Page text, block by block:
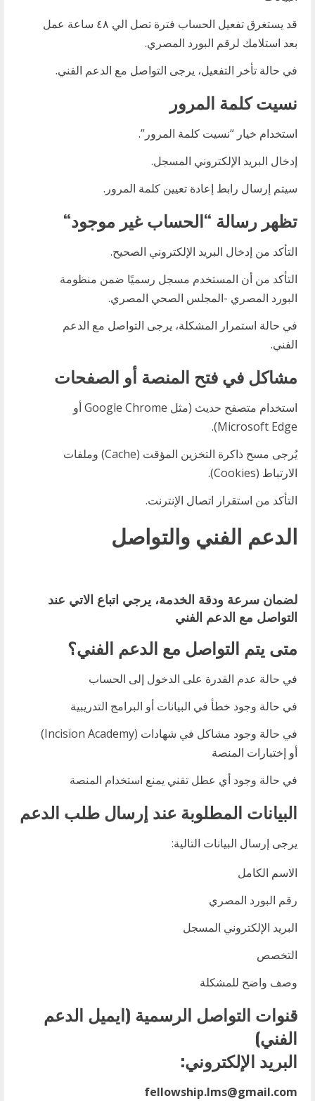
قد يستغرق تفعيل الحساب فترة تصل الي ٤٨ ساعة عمل
بعد استلامك لرقم البورد المصري.
في حالة تأخر التفعيل، يرجى التواصل مع الدعم الفني.
نسيت كلمة المرور
استخدام خيار “نسيت كلمة المرور”.
إدخال البريد الإلكتروني المسجل.
سيتم إرسال رابط إعادة تعيين كلمة المرور.
تظهر رسالة “الحساب غير موجود“
التأكد من إدخال البريد الإلكتروني الصحيح.
التأكد من أن المستخدم مسجل رسميًا ضمن منظومة
البورد المصري -المجلس الصحي المصري.
في حالة استمرار المشكلة، يرجى التواصل مع الدعم
الفني.
مشاكل في فتح المنصة أو الصفحات
استخدام متصفح حديث (مثل Google Chrome أو
Microsoft Edge).
يُرجى مسح ذاكرة التخزين المؤقت (Cache) وملفات
الارتباط (Cookies).
التأكد من استقرار اتصال الإنترنت.
الدعم الفني والتواصل
لضمان سرعة ودقة الخدمة، يرجي اتباع الاتي عند
التواصل مع الدعم الفني
متى يتم التواصل مع الدعم الفني؟
في حالة عدم القدرة على الدخول إلى الحساب
في حالة وجود خطأ في البيانات أو البرامج التدريبية
في حالة وجود مشاكل في شهادات (Incision Academy)
أو إختبارات المنصة
في حالة وجود أي عطل تقني يمنع استخدام المنصة
البيانات المطلوبة عند إرسال طلب الدعم
يرجى إرسال البيانات التالية:
الاسم الكامل
رقم البورد المصري
البريد الإلكتروني المسجل
التخصص
وصف واضح للمشكلة
قنوات التواصل الرسمية (ايميل الدعم
الفني)
البريد الإلكتروني:
fellowship.lms@gmail.com